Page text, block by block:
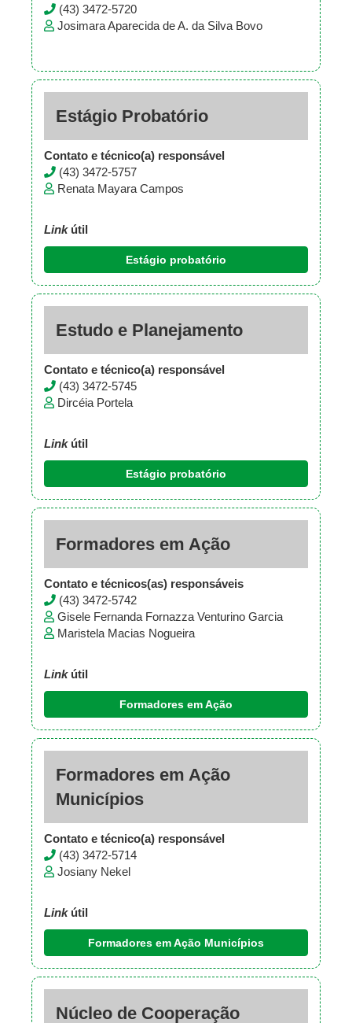
(43) 3472-5720
Josimara Aparecida de A. da Silva Bovo
Estágio Probatório
Contato e técnico(a) responsável
(43) 3472-5757
Renata Mayara Campos
Linkútil
Estágio probatório
Estudo e Planejamento
Contato e técnico(a) responsável
(43) 3472-5745
Dircéia Portela
Linkútil
Estágio probatório
Formadores em Ação
Contato e técnicos(as) responsáveis
(43) 3472-5742
Gisele Fernanda Fornazza Venturino Garcia
Maristela Macias Nogueira
Linkútil
Formadores em Ação
Formadores em Ação
Municípios
Contato e técnico(a) responsável
(43) 3472-5714
Josiany Nekel
Linkútil
Formadores em Ação Municípios
Núcleo de Cooperação